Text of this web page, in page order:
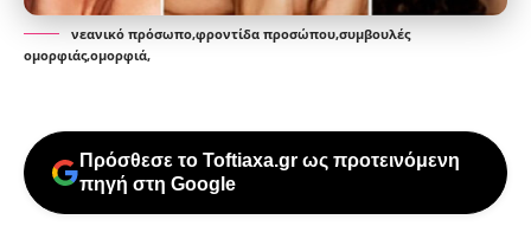
νεανικό πρόσωπο,φροντίδα προσώπου,συμβουλές
ομορφιάς,ομορφιά,
Πρόσθεσε το Toftiaxa.gr ως προτεινόμενη
πηγή στη Google